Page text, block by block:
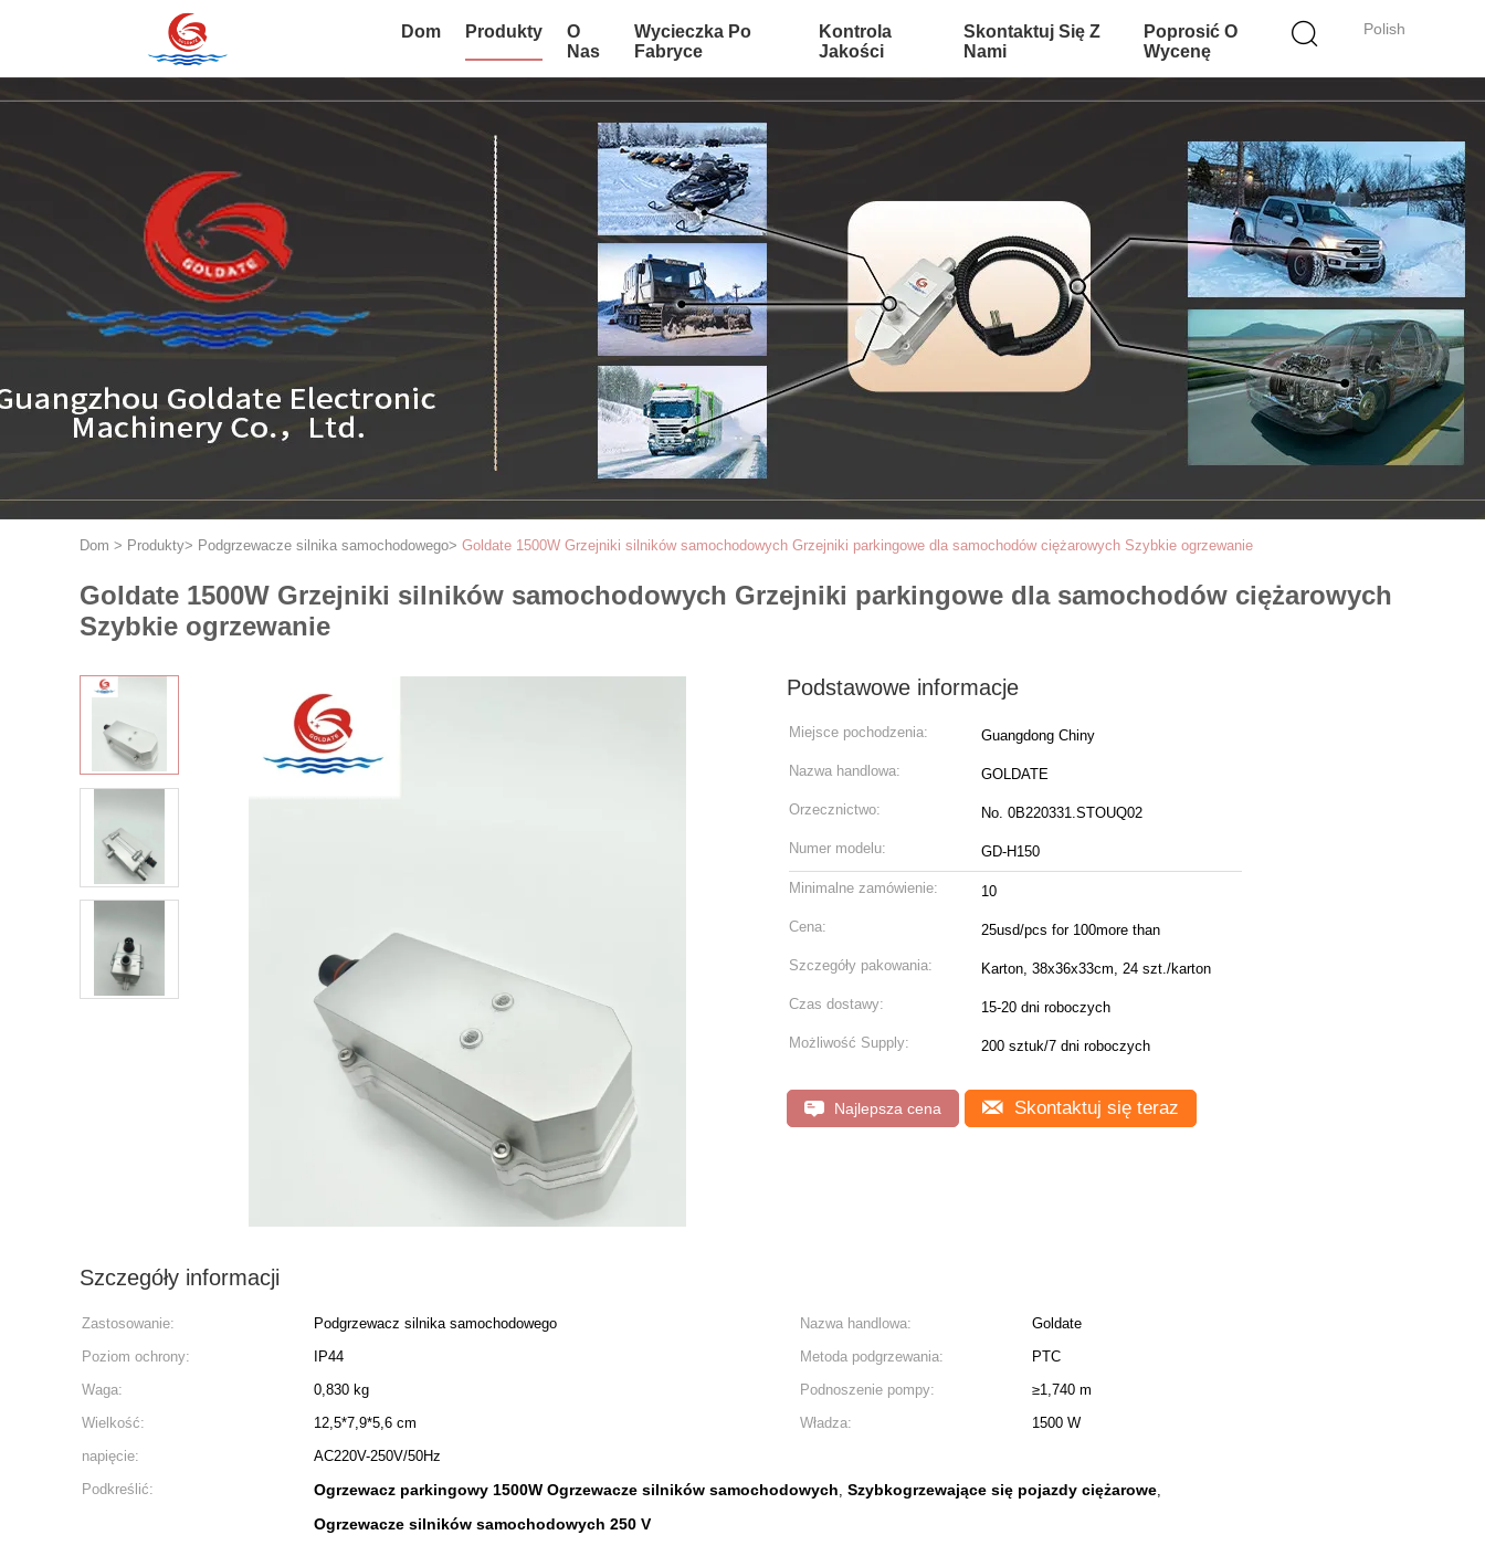
Polish
Dom Produkty
O
Nas
Wycieczka Po
Fabryce
Kontrola
Jakości
Skontaktuj Się Z
Nami
Poprosić O
Wycenę
Dom > Produkty> Podgrzewacze silnika samochodowego> Goldate 1500W Grzejniki silników samochodowych Grzejniki parkingowe dla samochodów ciężarowych Szybkie ogrzewanie
Goldate 1500W Grzejniki silników samochodowych Grzejniki parkingowe dla samochodów ciężarowych
Szybkie ogrzewanie
Podstawowe informacje
Miejsce pochodzenia: Guangdong Chiny
Nazwa handlowa: GOLDATE
Orzecznictwo: No. 0B220331.STOUQ02
Numer modelu: GD-H150
Minimalne zamówienie: 10
Cena: 25usd/pcs for 100more than
Szczegóły pakowania: Karton, 38x36x33cm, 24 szt./karton
Czas dostawy: 15-20 dni roboczych
Możliwość Supply: 200 sztuk/7 dni roboczych
Najlepsza cena Skontaktuj się teraz
Szczegóły informacji
Zastosowanie: Podgrzewacz silnika samochodowego Nazwa handlowa:
Goldate
Poziom ochrony:
IP44 Metoda podgrzewania:
PTC
Waga:
0,830 kg Podnoszenie pompy:
≥1,740 m
Wielkość:
12,5*7,9*5,6 cm Władza:
1500 W
napięcie:
AC220V-250V/50Hz
Podkreślić:
Ogrzewacz parkingowy 1500W Ogrzewacze silników samochodowych, Szybkogrzewające się pojazdy ciężarowe,
Ogrzewacze silników samochodowych 250 V